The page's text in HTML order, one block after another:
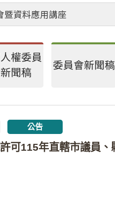
暨資料應用講座
權委員
聞稿
委員會新聞稿
公告